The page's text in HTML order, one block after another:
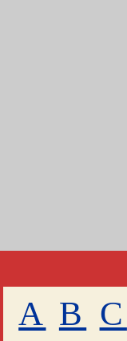
A B C